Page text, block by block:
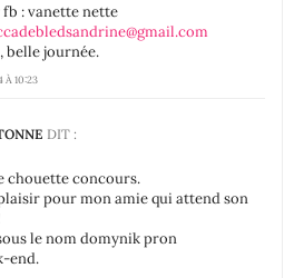
À 10:23
fb : vanette nette
belle journée.
DIT :
chouette concours.
pour mon amie qui attend son
le nom domynik pron
end.